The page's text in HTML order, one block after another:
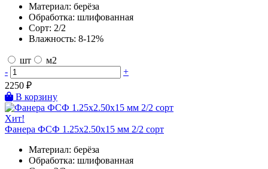
Материал: берёза
Обработка: шлифованная
Сорт: 2/2
Влажность: 8-12%
шт
м2
-
+
2250 ₽
В корзину
Хит!
Фанера ФСФ 1.25х2.50х15 мм 2/2 сорт
Материал: берёза
Обработка: шлифованная